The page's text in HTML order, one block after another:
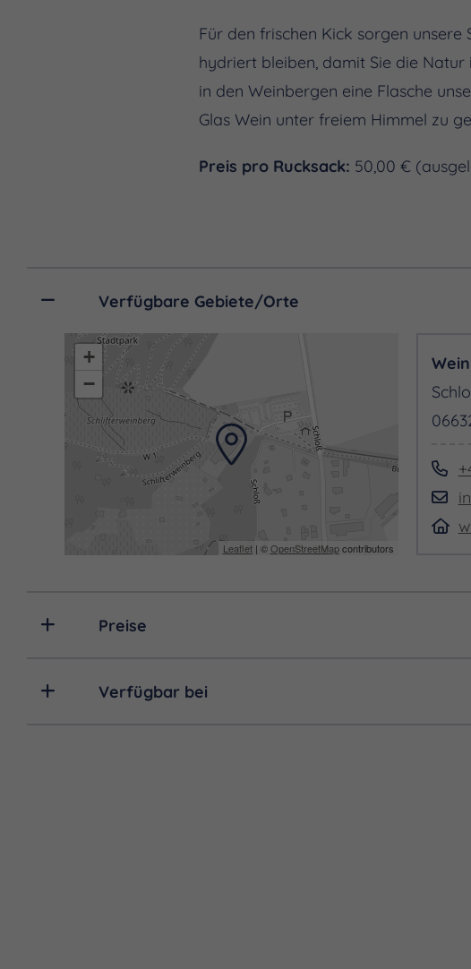
Für den frischen Kick sorgen unsere
hydriert bleiben, damit Sie die
in den Weinbergen eine Flasche
Glas Wein unter freiem Himmel zu
Preis pro Rucksack: 50,00 €
Verfügbare Gebiete/Orte
+
−
Leaflet| ©OpenStreetMapcontributors
Preise
Verfügbar bei